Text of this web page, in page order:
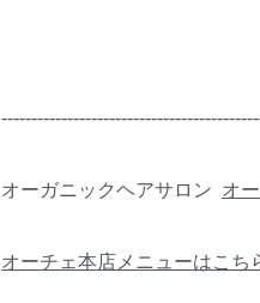
オーガニックヘアサロン オ
オーチェ本店メニューはこち